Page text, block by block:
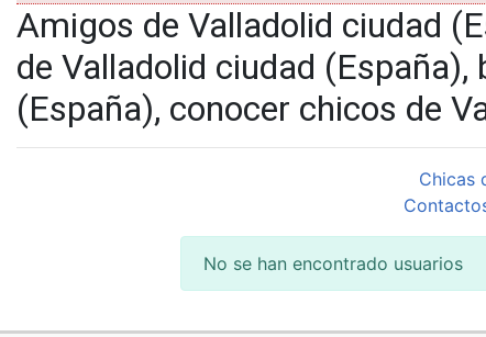
Amigos de Valladolid ciudad
de Valladolid ciudad
(España), conocer chicos de
Chicas
No se han encontrado usuarios